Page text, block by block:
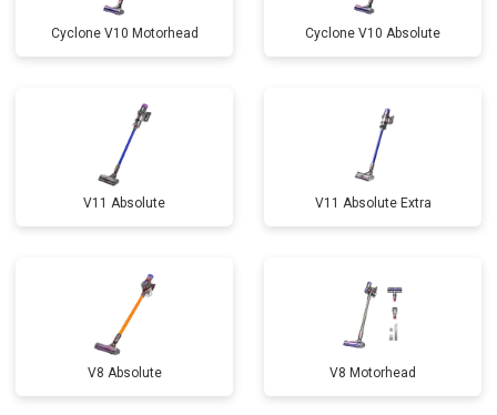
Cyclone V10 Motorhead Cyclone V10 Absolute
V11 Absolute V11 Absolute Extra
V8 Absolute V8 Motorhead